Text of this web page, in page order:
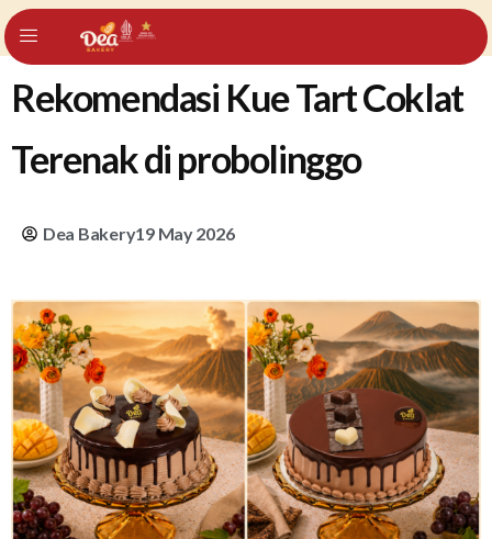
Rekomendasi Kue Tart Coklat
Terenak di probolinggo
Dea Bakery19 May 2026